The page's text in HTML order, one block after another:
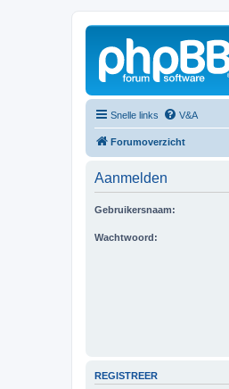
Snelle links V&A
Forumoverzicht
Aanmelden
Gebruikersnaam:
Wachtwoord:
REGISTREER